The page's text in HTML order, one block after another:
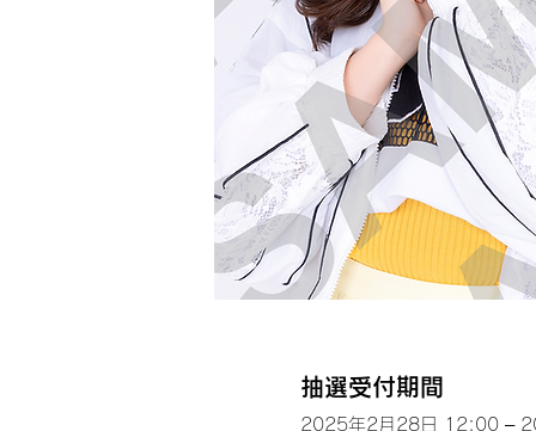
抽選受付期間
2025年2月28日 12:00 –